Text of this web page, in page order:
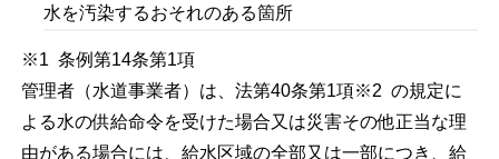
水を汚染するおそれのある箇所
※1 条例第14条第1項
管理者（水道事業者）は、法第40条第1項※2 の規定に
よる水の供給命令を受けた場合又は災害その他正当な理
由がある場合には、給水区域の全部又は一部につき、給